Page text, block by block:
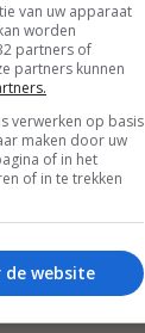
van uw apparaat
worden
partners of
partners kunnen
verwerken op basis
maken door uw
of in het
of in te trekken
de website